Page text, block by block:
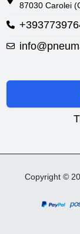
87030 Carolei
Copyright ©